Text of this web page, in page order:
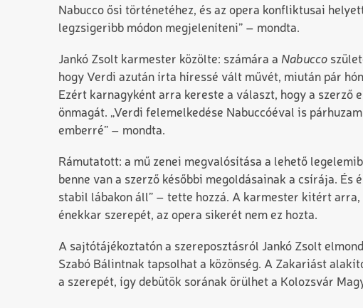
Nabucco ősi történetéhez, és az opera konfliktusai
legzsigeribb módon megjeleníteni” – mondta.
Jankó Zsolt karmester közölte: számára a Nabucco
hogy Verdi azután írta híressé vált művét, miután pár
Ezért karnagyként arra kereste a választ, hogy a
önmagát. „Verdi felemelkedése Nabuccóéval is
emberré” – mondta.
Rámutatott: a mű zenei megvalósítása a lehető
benne van a szerző későbbi megoldásainak a csírája. És
stabil lábakon áll” – tette hozzá. A karmester kitért
énekkar szerepét, az opera sikerét nem ez hozta.
A sajtótájékoztatón a szereposztásról Jankó Zsolt
Szabó Bálintnak tapsolhat a közönség. A Zakariást
a szerepét, így debütök sorának örülhet a Kolozsvár